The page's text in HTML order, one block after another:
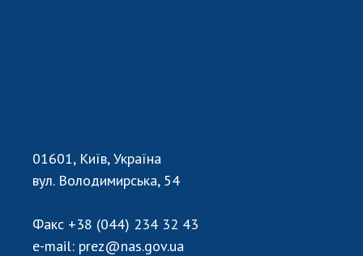
01601, Київ, Україна
вул. Володимирська, 54
Факс +38 (044) 234 32 43
e-mail: prez@nas.gov.ua